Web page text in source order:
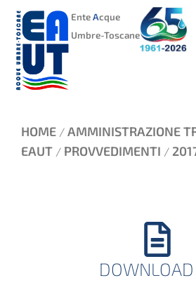
VAI
CONTENUTO
EnteAcque
Umbre-Toscane
HOME / AMMINISTRAZIONE
EAUT / PROVVEDIMENTI /
DOWNLOAD